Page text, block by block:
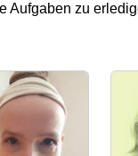
Aufgaben zu